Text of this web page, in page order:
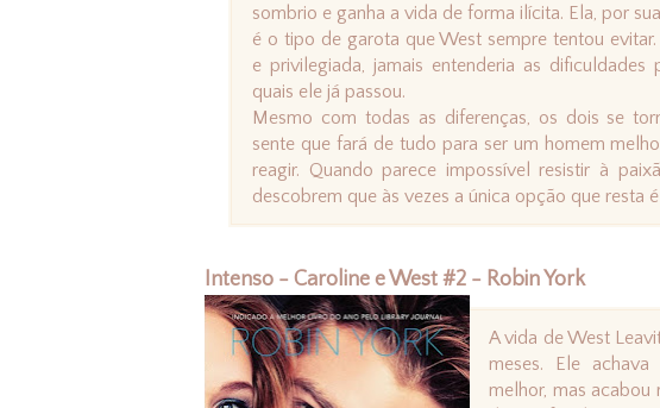
sombrio e ganha a vida de forma ilícita. Ela, por sua
é o tipo de garota que West sempre tentou evitar.
e privilegiada, jamais entenderia as dificuldades
quais ele já passou.
Mesmo com todas as diferenças, os dois se
sente que fará de tudo para ser um homem
reagir. Quando parece impossível resistir à
descobrem que às vezes a única opção que resta
Intenso - Caroline e West #2 - Robin York
A vida de West
meses. Ele
melhor, mas acabou